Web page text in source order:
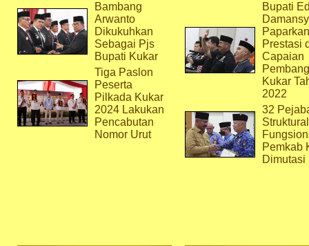
Bambang
Arwanto
Dikukuhkan
Sebagai Pjs
Bupati Kukar
Tiga Paslon
Peserta
Pilkada Kukar
2024 Lakukan
Pencabutan
Nomor Urut
Bupati
Paparkan
Prestasi
Capaian
Kukar
2022
32
Pemkab
Dimutasi